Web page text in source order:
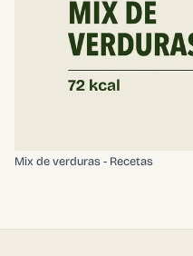
Mix de verduras - Recetas